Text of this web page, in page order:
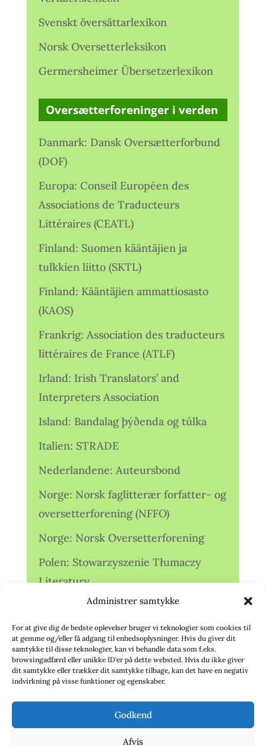
Administrer samtykke
For at give dig de bedste oplevelser bruger vi teknologier som cookies til
at gemme og/eller få adgang til enhedsoplysninger. Hvis du giver dit
samtykke til disse teknologier, kan vi behandle data som f.eks.
browsingadfærd eller unikke ID'er på dette websted. Hvis du ikke giver
dit samtykke eller trækker dit samtykke tilbage, kan det have en negativ
indvirkning på visse funktioner og egenskaber.
Godkend
Afvis
Svenskt översättarlexikon
Norsk Oversetterleksikon
Germersheimer Übersetzerlexikon
Oversætterforeninger i verden
Danmark: Dansk Oversætterforbund
(DOF)
Europa: Conseil Européen des
Associations de Traducteurs
Littéraires (CEATL)
Finland: Suomen kääntäjien ja
tulkkien liitto (SKTL)
Finland: Kääntäjien ammattiosasto
(KAOS)
Frankrig: Association des traducteurs
littéraires de France (ATLF)
Irland: Irish Translators’ and
Interpreters Association
Island: Bandalag þýðenda og túlka
Italien: STRADE
Nederlandene: Auteursbond
Norge: Norsk faglitterær forfatter- og
oversetterforening (NFFO)
Norge: Norsk Oversetterforening
Polen: Stowarzyszenie Tłumaczy
Literatury
Storbritannien: Translators
Association (TA)
Sverige: Översättarsektionen (Ö.)
Sverige: Översättarcentrum (ÖC)
deutschsprachiger Übersetzer (VdÜ)